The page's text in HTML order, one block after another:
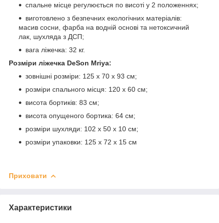
спальне місце регулюється по висоті у 2 положеннях;
виготовлено з безпечних екологічних матеріалів:
масив сосни, фарба на водній основі та нетоксичний
лак, шухляда з ДСП;
вага ліжечка: 32 кг.
Розміри ліжечка DeSon Mriya:
зовнішні розміри: 125 х 70 х 93 см;
розміри спального місця: 120 х 60 см;
висота бортиків: 83 см;
висота опущеного бортика: 64 см;
розміри шухляди: 102 х 50 х 10 см;
розміри упаковки: 125 х 72 х 15 см
Приховати
Характеристики